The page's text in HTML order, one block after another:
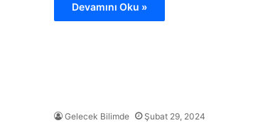
Devamını Oku »
Gelecek Bilimde Şubat 29, 2024